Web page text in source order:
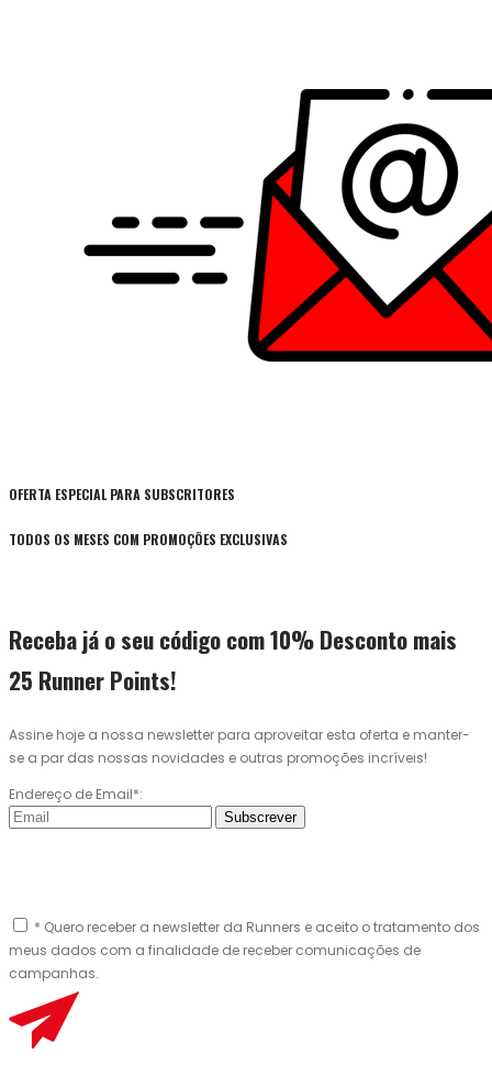
OFERTA ESPECIAL PARA SUBSCRITORES
TODOS OS MESES COM PROMOÇÕES EXCLUSIVAS
Receba já o seu código com 10% Desconto mais
25 Runner Points!
Assine hoje a nossa newsletter para aproveitar esta oferta e manter-
se a par das nossas novidades e outras promoções incríveis!
Endereço de Email*:
Subscrever
* Quero receber a newsletter da Runners e aceito o tratamento dos
meus dados com a finalidade de receber comunicações de
campanhas.